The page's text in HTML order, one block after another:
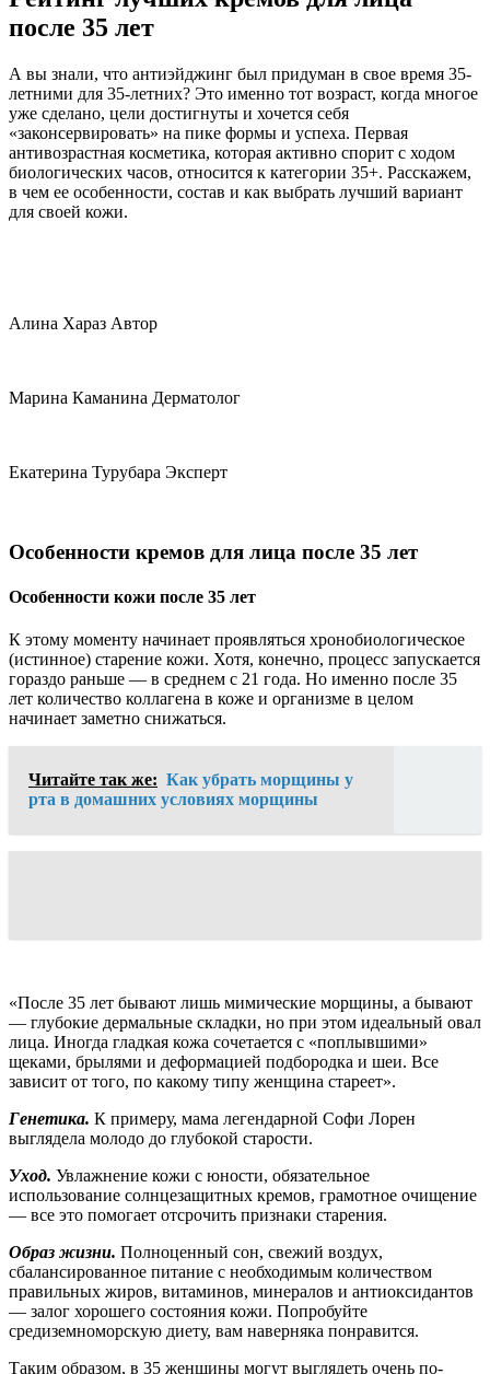
после 35 лет
А вы знали, что антиэйджинг был придуман в свое время 35-
летними для 35-летних? Это именно тот возраст, когда многое
уже сделано, цели достигнуты и хочется себя
«законсервировать» на пике формы и успеха. Первая
антивозрастная косметика, которая активно спорит с ходом
биологических часов, относится к категории 35+. Расскажем,
в чем ее особенности, состав и как выбрать лучший вариант
для своей кожи.
Алина Хараз Автор
Марина Каманина Дерматолог
Екатерина Турубара Эксперт
Особенности кремов для лица после 35 лет
Особенности кожи после 35 лет
К этому моменту начинает проявляться хронобиологическое
(истинное) старение кожи. Хотя, конечно, процесс запускается
гораздо раньше — в среднем с 21 года. Но именно после 35
лет количество коллагена в коже и организме в целом
начинает заметно снижаться.
Читайте так же: Как убрать морщины у
рта в домашних условиях морщины
«После 35 лет бывают лишь мимические морщины, а бывают
— глубокие дермальные складки, но при этом идеальный овал
лица. Иногда гладкая кожа сочетается с «поплывшими»
щеками, брылями и деформацией подбородка и шеи. Все
зависит от того, по какому типу женщина стареет».
Генетика. К примеру, мама легендарной Софи Лорен
выглядела молодо до глубокой старости.
Уход. Увлажнение кожи с юности, обязательное
использование солнцезащитных кремов, грамотное очищение
— все это помогает отсрочить признаки старения.
Образ жизни. Полноценный сон, свежий воздух,
сбалансированное питание с необходимым количеством
правильных жиров, витаминов, минералов и антиоксидантов
— залог хорошего состояния кожи. Попробуйте
средиземноморскую диету, вам наверняка понравится.
Таким образом, в 35 женщины могут выглядеть очень по-